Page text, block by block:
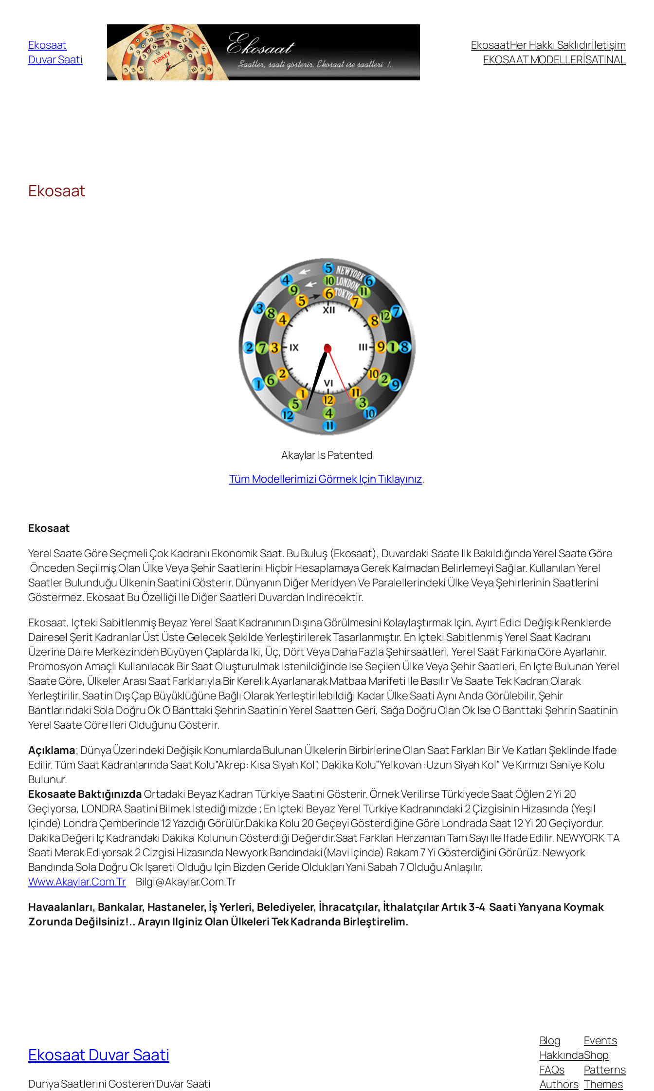
Ekosaat
Duvar Saati
EkosaatHer Hakkı Saklıdırİletişim
EKOSAAT MODELLERİSATINAL
Ekosaat
Akaylar Is Patented
Tüm Modellerimizi Görmek Için Tıklayınız.
Ekosaat
Yerel Saate Göre Seçmeli Çok Kadranlı Ekonomik Saat. Bu Buluş (ekosaat), Duvardaki Saate Ilk Bakıldığında Yerel Saate Göre
Önceden Seçilmiş Olan Ülke Veya Şehir Saatlerini Hiçbir Hesaplamaya Gerek Kalmadan Belirlemeyi Sağlar. Kullanılan Yerel
Saatler Bulunduğu Ülkenin Saatini Gösterir. Dünyanın Diğer Meridyen Ve Paralellerindeki Ülke Veya Şehirlerinin Saatlerini
Göstermez. Ekosaat Bu Özelliği Ile Diğer Saatleri Duvardan Indirecektir.
Ekosaat, Içteki Sabitlenmiş Beyaz Yerel Saat Kadranının Dışına Görülmesini Kolaylaştırmak Için, Ayırt Edici Değişik Renklerde
Dairesel Şerit Kadranlar Üst Üste Gelecek Şekilde Yerleştirilerek Tasarlanmıştır. En Içteki Sabitlenmiş Yerel Saat Kadranı
Üzerine Daire Merkezinden Büyüyen Çaplarda Iki, Üç, Dört Veya Daha Fazla Şehirsaatleri, Yerel Saat Farkına Göre Ayarlanır.
Promosyon Amaçlı Kullanılacak Bir Saat Oluşturulmak Istenildiğinde Ise Seçilen Ülke Veya Şehir Saatleri, En Içte Bulunan Yerel
Saate Göre, Ülkeler Arası Saat Farklarıyla Bir Kerelik Ayarlanarak Matbaa Marifeti Ile Basılır Ve Saate Tek Kadran Olarak
Yerleştirilir. Saatin Dış Çap Büyüklüğüne Bağlı Olarak Yerleştirilebildiği Kadar Ülke Saati Aynı Anda Görülebilir. Şehir
Bantlarındaki Sola Doğru Ok O Banttaki Şehrin Saatinin Yerel Saatten Geri, Sağa Doğru Olan Ok Ise O Banttaki Şehrin Saatinin
Yerel Saate Göre Ileri Olduğunu Gösterir.
Açıklama; Dünya Üzerindeki Değişik Konumlarda Bulunan Ülkelerin Birbirlerine Olan Saat Farkları Bir Ve Katları Şeklinde Ifade
Edilir. Tüm Saat Kadranlarında Saat Kolu”Akrep: Kısa Siyah Kol”, Dakika Kolu”Yelkovan :uzun Siyah Kol” Ve Kırmızı Saniye Kolu
Bulunur.
Ekosaate BaktığınızdaOrtadaki Beyaz Kadran Türkiye Saatini Gösterir. Örnek Verilirse Türkiyede Saat Öğlen 2 Yi 20
Geçiyorsa, LONDRA Saatini Bilmek Istediğimizde ; En Içteki Beyaz Yerel Türkiye Kadranındaki 2 Çizgisinin Hizasında (yeşil
Içinde) Londra Çemberinde 12 Yazdığı Görülür.dakika Kolu 20 Geçeyi Gösterdiğine Göre Londrada Saat 12 Yi 20 Geçiyordur.
Dakika Değeri Iç Kadrandaki Dakika Kolunun Gösterdiği Değerdir.saat Farkları Herzaman Tam Sayı Ile Ifade Edilir. NEWYORK TA
Saati Merak Ediyorsak 2 Cizgisi Hizasında Newyork Bandındaki(mavi Içinde) Rakam 7 Yi Gösterdiğini Görürüz. Newyork
Bandında Sola Doğru Ok Işareti Olduğu Için Bizden Geride Oldukları Yani Sabah 7 Olduğu Anlaşılır.
Www.akaylar.com.tr Bilgi@akaylar.com.tr
Havaalanları, Bankalar, Hastaneler, İş Yerleri, Belediyeler, İhracatçılar, İthalatçılar Artık 3-4 Saati Yanyana Koymak
Zorunda Değilsiniz!.. Arayın Ilginiz Olan Ülkeleri Tek Kadranda Birleştirelim.
Ekosaat Duvar Saati
Dunya Saatlerini Gosteren Duvar Saati
Blog
Hakkında
FAQs
Authors
Events
Shop
Patterns
Themes